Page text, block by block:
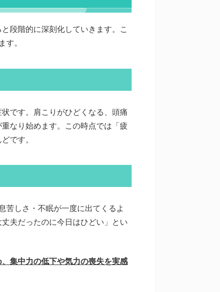
段階的に深刻化していきます。こ
。
です。肩こりがひどくなる、頭痛
なり始めます。この時点では「疲
です。
苦しさ・不眠が一度に出てくるよ
夫だったのに今日はひどい」とい
集中力の低下や気力の喪失を実感